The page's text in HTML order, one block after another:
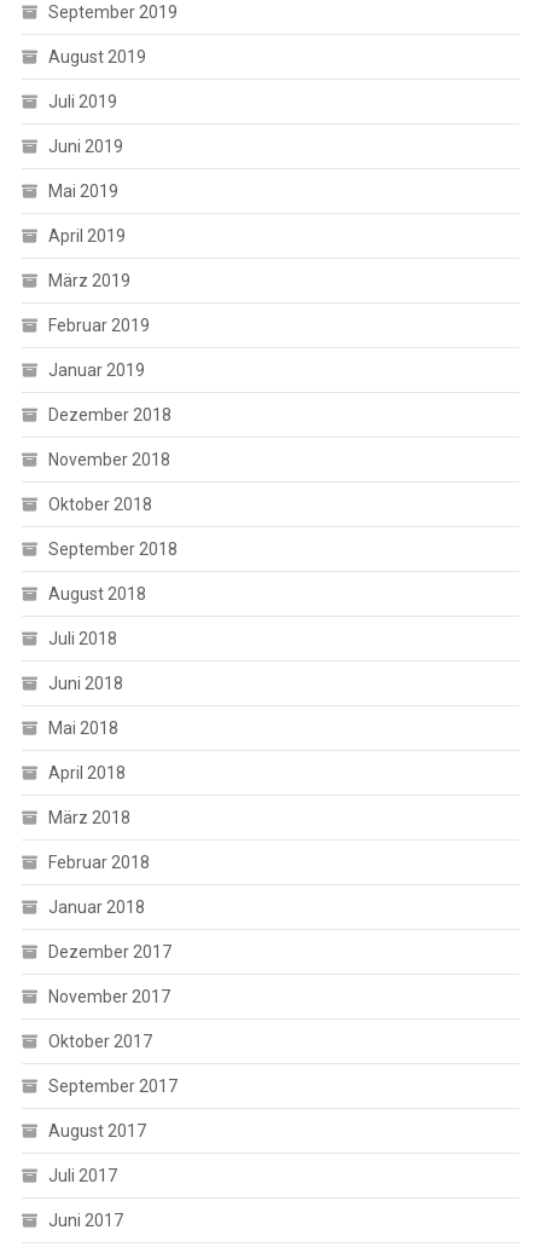
September 2019
August 2019
Juli 2019
Juni 2019
Mai 2019
April 2019
März 2019
Februar 2019
Januar 2019
Dezember 2018
November 2018
Oktober 2018
September 2018
August 2018
Juli 2018
Juni 2018
Mai 2018
April 2018
März 2018
Februar 2018
Januar 2018
Dezember 2017
November 2017
Oktober 2017
September 2017
August 2017
Juli 2017
Juni 2017